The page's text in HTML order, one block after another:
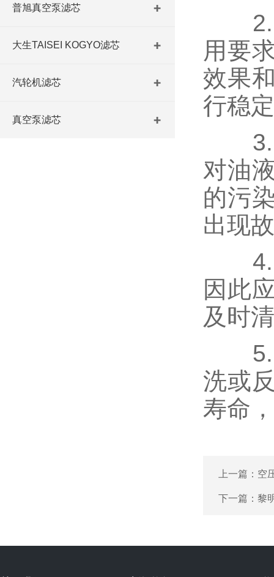
普旭真空泵滤芯
大生TAISEI KOGYO滤芯
汽轮机滤芯
真空泵滤芯
2.选
用要
效果
行稳
3.监
对油
的污
出现
4.避
因此
及时
5.清
洗或
寿命
上一篇： 空
下一篇： 黎